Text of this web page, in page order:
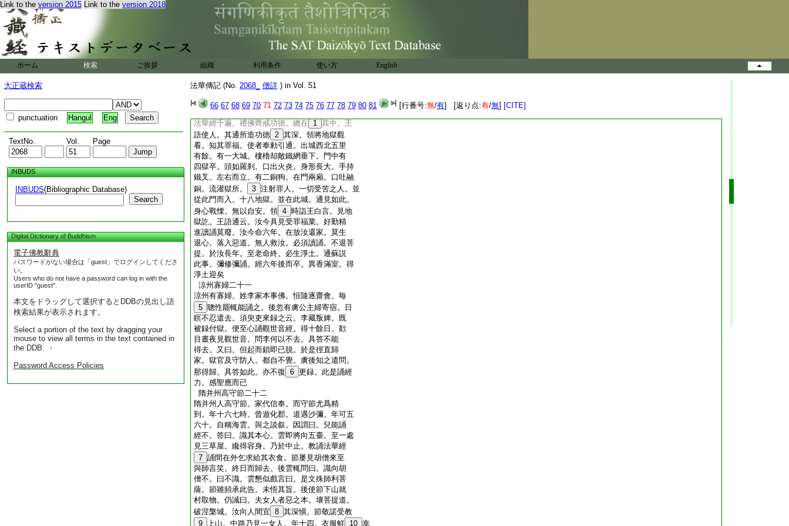
Link to the version 2015 Link to the version 2018
ホーム 検索 ご挨拶 組織 利用条件 使い方 English
大正蔵検索
punctuation Hangul Eng
TextNo. Vol. Page
INBUDS
INBUDS(Bibliographic Database)
Search
Digital Dictionary of Buddhism
電子佛教辭典
パスワードがない場合は「guest」でログインしてくださ
い。
Users who do not have a password can log in with the
userID "guest".
本文をドラッグして選択するとDDBの見出し語
検索結果が表示されます。
Select a portion of the text by dragging your
mouse to view all terms in the text contained in
the DDB. ・
Password Access Policies
法華傳記 (No. 2068_ 僧詳 ) in Vol. 51
66 67 68 69 70 71 72 73 74 75 76 77 78 79 80 81 [行番号:無/有] [返り点:有/無] [CITE]
帳。而追付主司。細撿文籍。不枉將來。其主司
關天曾捨報。此人更有六年壽命。未合即死。
王乃索安。自尋果然非謬 8
語左右侍者。取床
几將來。即於南廂。持金床玉几至王前。即遣
殿上西邊安置。鋪種種氈褥。遣通上座誦經。
便誦般若法華各一卷。並悉通利。又使典藏
中取其誦經及修功徳文簿。典與通向西相
咸在其中。並七寶嚴飾。使者於最下中。取得
一卷。可有
9
一紙。題名表志通造功徳簿。即
持向王邊開捻其中。注通誦般若經萬遍。誦
法華經千遍。禮佛齊戒功徳。總在
1 其中。王
語使人。其通所造功徳 2 其深。領將地獄觀
看。知其罪福。使者奉勅引通。出城西北五里
有餘。有一大城。樓櫓却敵鐵網垂下。門中有
四獄卒。頭如羅刹。口出火炎。身形長大。手持
鐵叉。左右而立。有二銅狗。在門兩廂。口吐融
銅。流灌獄所。
3 注射罪人。一切受苦之人。並
從此門而入。十八地獄。並在此城。通見如此。
身心戰慄。無以自安。領 4 時詣王白言。見地
獄訖。王語通云。汝今具見受罪福業。好勤精
進讀誦莫廢。汝今命六年。在放汝還家。莫生
退心。落入惡道。無人救汝。必須讀誦。不退菩
提。於汝長年。至老命終。必生淨土。通蘇説
此事。彌修彌誦。經六年後而卒。異香滿室。得
淨土迎矣
涼州寡婦二十一
涼州有寡婦。姓李家本事佛。恒隨逐齋會。毎
5 聰性罷輒能誦之。後忽有虜公主婦寄宿。日
瞑不忍遣去。須臾吏來録之云。李藏叛婢。既
被録付獄。便至心誦觀世音經。得十餘日。欻
目晝夜見觀世音。問李何以不去。具答不能
得去。又曰。但起而鎖即已脱。於是徑直歸
家。獄官及守防人。都自不覺。虜後知之遣問。
那得歸。具答如此。亦不復 6 更録。此是誦經
力。感聖應而已
隋并州高守節二十二
隋并州人高守節。家代信奉。而守節尤爲精
到。年十六七時。曾遊化郡。道遇沙彌。年可五
六十。自稱海雲。與之談叙。因謂曰。兒能誦
經不。答曰。識其本心。雲即將向五臺。至一處
見三草屋。纔得容身。乃於中止。教誦法華經
7 誦間在外乞求給其衣食。節屡見胡僧來至
與師言笑。終日而歸去。後雲輒問曰。識向胡
僧不。曰不識。雲懇似戲言曰。是文殊師利菩
薩。節雖頻承此告。未悟其旨。後使節下山就
村取物。仍誡曰。夫女人者惡之本。壞菩提道。
破涅槃城。汝向人間宜 8 其深愼。節敬諾受教
9 上山。中路乃見一女人。年十四。衣服鮮 10 幸